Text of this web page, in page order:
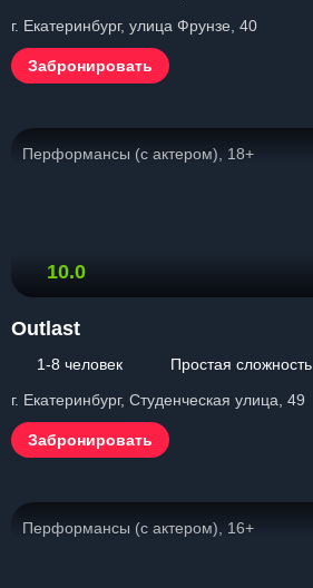
г. Екатеринбург, улица Фрунзе, 40
Забронировать
Перформансы (с актером), 18+
10.0
Outlast
1-8 человек
Простая сложность
г. Екатеринбург, Студенческая улица, 49
Забронировать
Перформансы (с актером), 16+